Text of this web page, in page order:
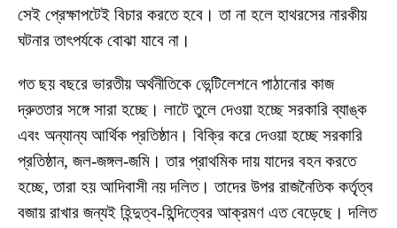
সেই প্রেক্ষাপটেই বিচার করতে হবে। তা না হলে হাথরসের নারকীয়
ঘটনার তাৎপর্যকে বোঝা যাবে না।
গত ছয় বছরে ভারতীয় অর্থনীতিকে ভেন্টিলেশনে পাঠানোর কাজ
দ্রুততার সঙ্গে সারা হচ্ছে। লাটে তুলে দেওয়া হচ্ছে সরকারি ব্যাঙ্ক
এবং অন্যান্য আর্থিক প্রতিষ্ঠান। বিক্রি করে দেওয়া হচ্ছে সরকারি
প্রতিষ্ঠান, জল-জঙ্গল-জমি। তার প্রাথমিক দায় যাদের বহন করতে
হচ্ছে, তারা হয় আদিবাসী নয় দলিত। তাদের উপর রাজনৈতিক কর্তৃত্ব
বজায় রাখার জন্যই হিন্দুত্ব-হিন্দিত্বের আক্রমণ এত বেড়েছে। দলিত